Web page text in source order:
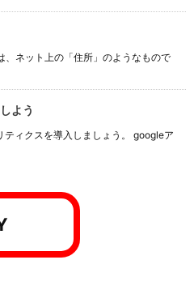
、ネット上の「住所」のようなもので
よう
ィクスを導入しましょう。 googleア